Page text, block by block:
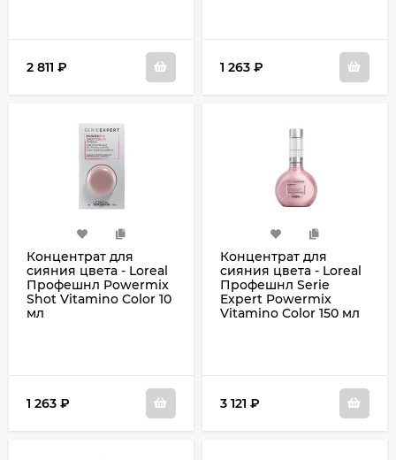
2 811 ₽ 1 263 ₽
Концентрат для
сияния цвета - Loreal
Профешнл Powermix
Shot Vitamino Color 10
мл
1 263 ₽
Концентрат для
сияния цвета - Loreal
Профешнл Serie
Expert Powermix
Vitamino Color 150 мл
3 121 ₽